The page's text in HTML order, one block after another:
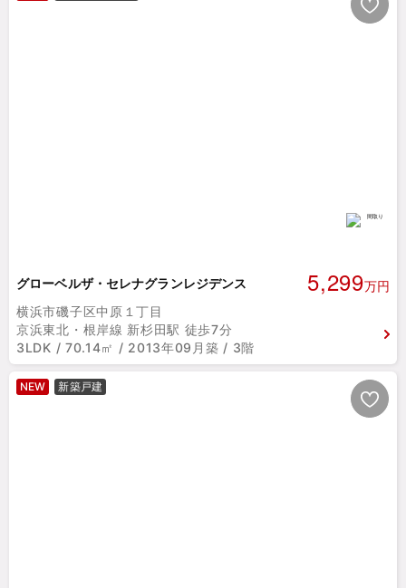
グローベルザ・セレナグランレジデンス 5,299万円
横浜市磯子区中原１丁目
京浜東北・根岸線 新杉田駅 徒歩7分
3LDK / 70.14㎡ / 2013年09月築 / 3階
NEW 新築戸建